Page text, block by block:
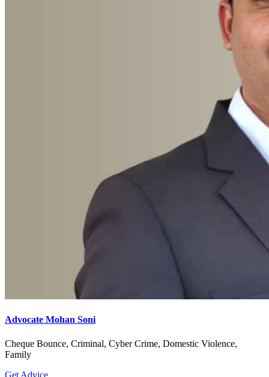
Advocate Mohan Soni
Cheque Bounce, Criminal, Cyber Crime, Domestic Violence,
Family
Get Advice